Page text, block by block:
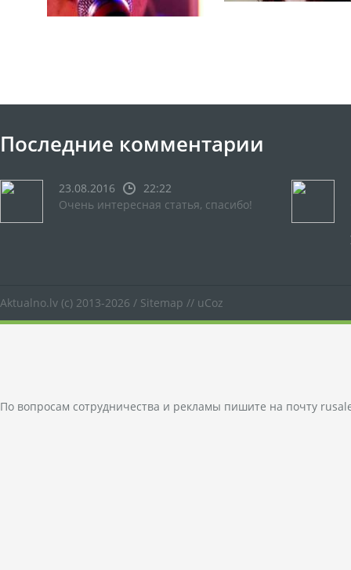
Последние комментарии
23.08.2016
22:22
Очень интересная статья, спасибо!
Aktualno.lv (c) 2013-2026 / Sitemap // uCoz
По вопросам сотрудничества и рекламы пишите на почту